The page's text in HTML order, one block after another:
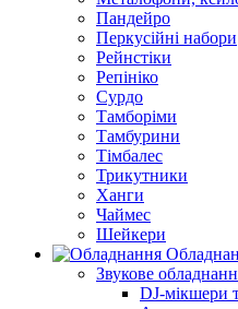
Пандейро
Перкусійні набори
Рейнстіки
Репініко
Сурдо
Тамборіми
Тамбурини
Тімбалес
Трикутники
Ханги
Чаймес
Шейкери
Звукове
DJ-мікшери